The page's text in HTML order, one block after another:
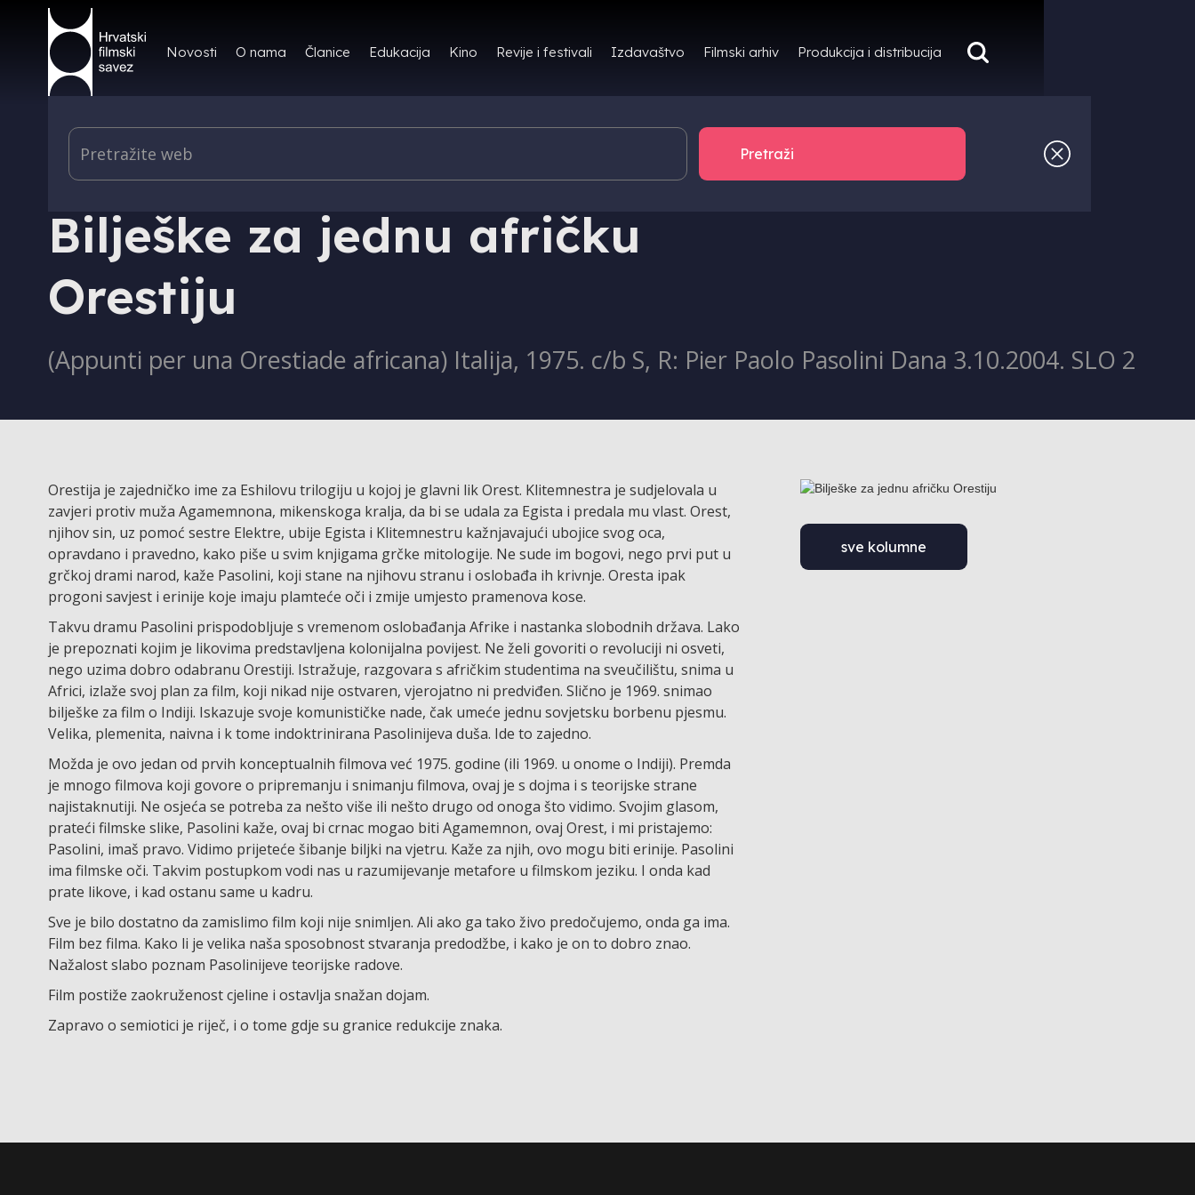
Novosti O nama Članice Edukacija Kino Revije i festivali Izdavaštvo Filmski arhiv Produkcija i distribucija
KOLUMNE
Bilješke za jednu afričku
Orestiju
(Appunti per una Orestiade africana) Italija, 1975. c/b S, R: Pier Paolo Pasolini Dana 3.10.2004. SLO 2
Orestija je zajedničko ime za Eshilovu trilogiju u kojoj je glavni lik Orest. Klitemnestra je sudjelovala u
zavjeri protiv muža Agamemnona, mikenskoga kralja, da bi se udala za Egista i predala mu vlast. Orest,
njihov sin, uz pomoć sestre Elektre, ubije Egista i Klitemnestru kažnjavajući ubojice svog oca,
opravdano i pravedno, kako piše u svim knjigama grčke mitologije. Ne sude im bogovi, nego prvi put u
grčkoj drami narod, kaže Pasolini, koji stane na njihovu stranu i oslobađa ih krivnje. Oresta ipak
progoni savjest i erinije koje imaju plamteće oči i zmije umjesto pramenova kose.
Takvu dramu Pasolini prispodobljuje s vremenom oslobađanja Afrike i nastanka slobodnih država. Lako
je prepoznati kojim je likovima predstavljena kolonijalna povijest. Ne želi govoriti o revoluciji ni osveti,
nego uzima dobro odabranu Orestiji. Istražuje, razgovara s afričkim studentima na sveučilištu, snima u
Africi, izlaže svoj plan za film, koji nikad nije ostvaren, vjerojatno ni predviđen. Slično je 1969. snimao
bilješke za film o Indiji. Iskazuje svoje komunističke nade, čak umeće jednu sovjetsku borbenu pjesmu.
Velika, plemenita, naivna i k tome indoktrinirana Pasolinijeva duša. Ide to zajedno.
Možda je ovo jedan od prvih konceptualnih filmova već 1975. godine (ili 1969. u onome o Indiji). Premda
je mnogo filmova koji govore o pripremanju i snimanju filmova, ovaj je s dojma i s teorijske strane
najistaknutiji. Ne osjeća se potreba za nešto više ili nešto drugo od onoga što vidimo. Svojim glasom,
prateći filmske slike, Pasolini kaže, ovaj bi crnac mogao biti Agamemnon, ovaj Orest, i mi pristajemo:
Pasolini, imaš pravo. Vidimo prijeteće šibanje biljki na vjetru. Kaže za njih, ovo mogu biti erinije. Pasolini
ima filmske oči. Takvim postupkom vodi nas u razumijevanje metafore u filmskom jeziku. I onda kad
prate likove, i kad ostanu same u kadru.
Sve je bilo dostatno da zamislimo film koji nije snimljen. Ali ako ga tako živo predočujemo, onda ga ima.
Film bez filma. Kako li je velika naša sposobnost stvaranja predodžbe, i kako je on to dobro znao.
Nažalost slabo poznam Pasolinijeve teorijske radove.
Film postiže zaokruženost cjeline i ostavlja snažan dojam.
Zapravo o semiotici je riječ, i o tome gdje su granice redukcije znaka.
sve kolumne